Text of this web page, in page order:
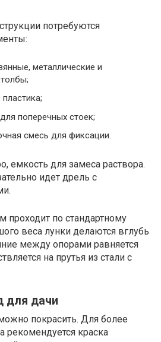
потребуются
металлические и
поперечных стоек;
смесь для фиксации.
емкость для замеса раствора.
идет дрель с
проходит по стандартному
веса лунки делаются вглубь
между опорами равняется
на прутья из стали с
для дачи
покрасить. Для более
рекомендуется краска